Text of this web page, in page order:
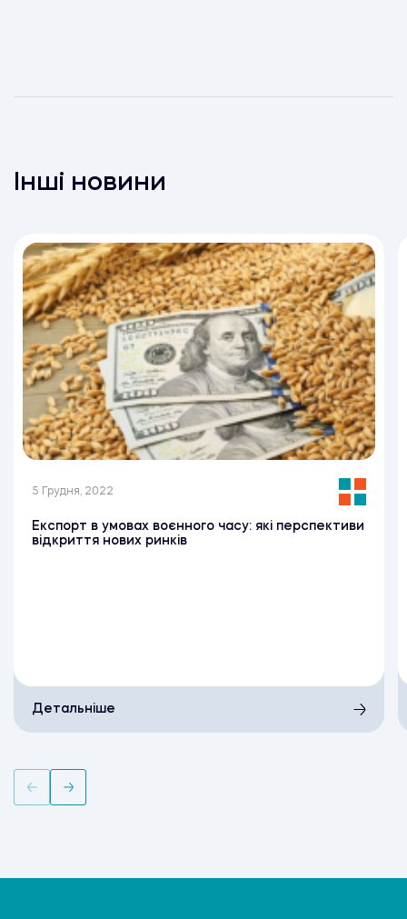
Інші новини
5 Грудня, 2022
Експорт в умовах воєнного часу: які перспективи
відкриття нових ринків
Детальніше